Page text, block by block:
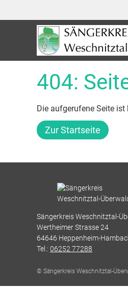
404:
Die aufgerufene Seite
Zur Startseite
Sängerkreis Weschnitztal-
Wertheimer Strasse 24
64646 Heppenheim-
Tel.: 06252 77288
© Sängerkreis Weschnitztal-